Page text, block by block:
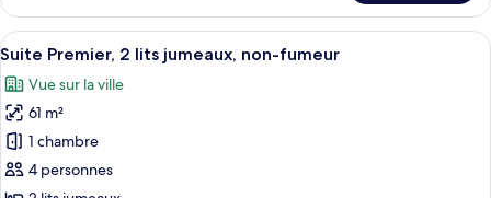
très
grand
lit,
non-
fumeur
Suite
Premier,
1
grand
lit,
non-
fumeur
Afficher
toutes
les
photos
pour
ce
Une chambre d’hôtel moderne
5
Suite Premier, 2 lits jumeaux, non-fumeur
Vue sur la ville
61 m²
1 chambre
4 personnes